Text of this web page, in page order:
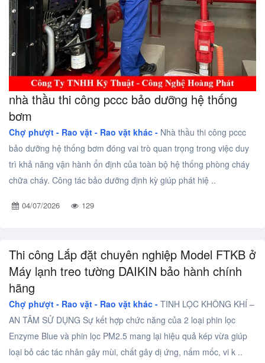
nhà thầu thi công pccc bảo dưỡng hệ thống
bơm
Chợ phượt - Rao vặt - Rao vặt khác - Nhà thầu thi công pccc
bảo dưỡng hệ thống bơm đóng vai trò quan trọng trong việc duy
trì khả năng vận hành ổn định của toàn bộ hệ thống phòng cháy
chữa cháy. Công tác bảo dưỡng định kỳ giúp phát hiệ ..
04/07/2026 129
Thi công Lắp đặt chuyên nghiệp Model FTKB ở
Máy lạnh treo tường DAIKIN bảo hành chính
hãng
Chợ phượt - Rao vặt - Rao vặt khác - TINH LỌC KHÔNG KHÍ –
AN TÂM SỬ DỤNG Sự kết hợp chức năng của 2 loại phin lọc
Enzyme Blue và phin lọc PM2.5 mang lại hiệu quả kép vừa giúp
loại bỏ các tác nhân gây mùi, chất gây dị ứng, nấm mốc, vi k ..